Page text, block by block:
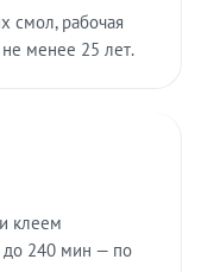
смол, рабочая
менее 25 лет.
клеем
до 240 мин — по